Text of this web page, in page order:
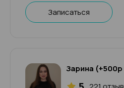
Записаться
Зарина (+500р